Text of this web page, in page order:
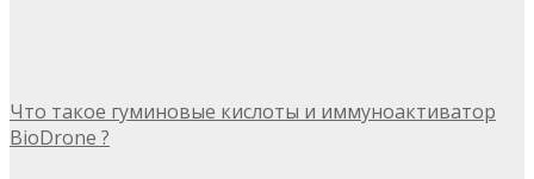
Что такое гуминовые кислоты и иммуноактиватор
BioDrone ?